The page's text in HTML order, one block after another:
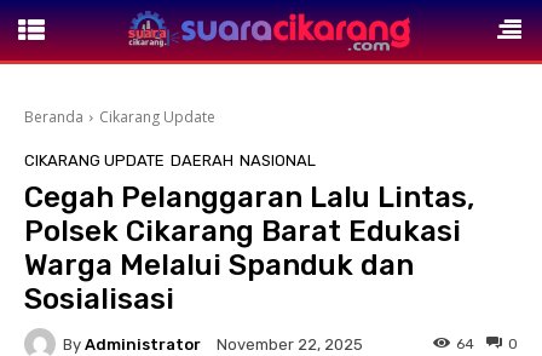
Beranda Cikarang Update
CIKARANG UPDATE DAERAH NASIONAL
Cegah Pelanggaran Lalu Lintas,
Polsek Cikarang Barat Edukasi
Warga Melalui Spanduk dan
Sosialisasi
By Administrator November 22, 2025 0
64